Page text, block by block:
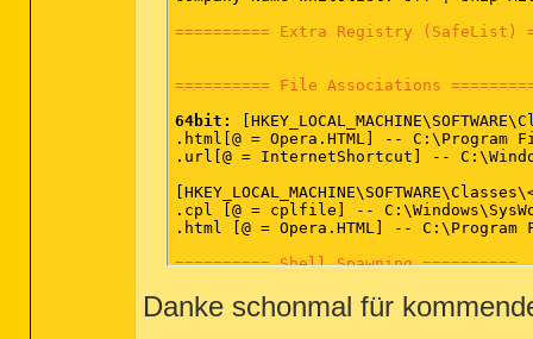
SRV - (Steam Client Service) --
SRV - (PnkBstrA) --
SRV - (FLEXnet Licensing Service) --
SRV - (TabletServiceWacom) --
SRV - (StarMoney 7.0 OnlineUpdate)
SRV -
SRV -
SRV - (SBSDWSCService) --
SRV - (nTuneService) -- C:\Program
SRV - (UpdateCenterService) --
========== Driver Services (SafeList)
DRV:
64bit:
- (tmwfp) --
DRV:64bit: - (tmlwf) --
========== Extra Registry (SafeList)
========== File Associations
64bit:
.html[@ = Opera.HTML] -- C:\Program
.url[@ = InternetShortcut] --
.cpl [@ = cplfile] --
.html [@ = Opera.HTML] --
========== Shell Spawning ==========
64bit:
batfile [open] -- "%1" %* File not
Danke schonmal für